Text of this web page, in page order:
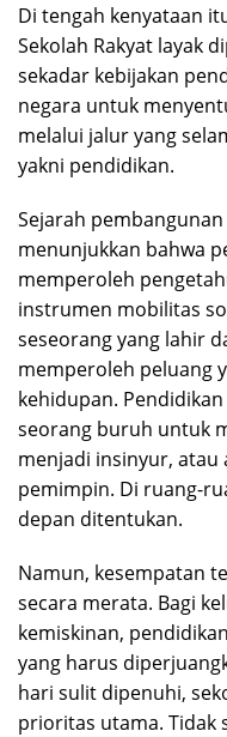
Di tengah kenyataan
Sekolah Rakyat layak
sekadar kebijakan
negara untuk
melalui jalur yang
yakni pendidikan.
Sejarah
menunjukkan bahwa
memperoleh
instrumen mobilitas
seseorang yang lahir
memperoleh peluang
kehidupan.
seorang buruh untuk
menjadi insinyur, atau
pemimpin. Di ruang-
depan ditentukan.
Namun, kesempatan
secara merata. Bagi
kemiskinan,
yang harus
hari sulit dipenuhi,
prioritas utama. Tidak